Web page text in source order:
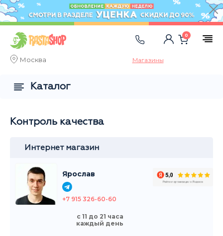
Москва Магазины
0
Контроль качества
Интернет магазин
Ярослав
+7 915 326-60-60
с 11 до 21 часа
каждый день
Каталог